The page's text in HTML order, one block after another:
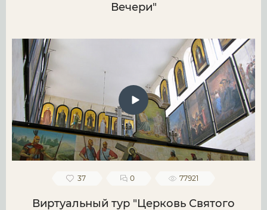
Вечери"
37 0 77921
Виртуальный тур "Церковь Святого